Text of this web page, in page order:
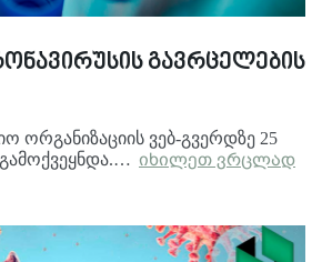
გავრცელების
ორგანიზაციის ვებ-გვერდზე 25
გამოქვეყნდა.… იხილეთ ვრცლად